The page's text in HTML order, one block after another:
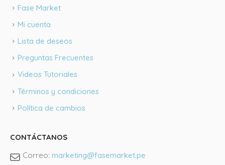
Fase Market
Mi cuenta
Lista de deseos
Preguntas Frecuentes
Videos Tutoriales
Términos y condiciones
Política de cambios
CONTÁCTANOS
Correo: marketing@fasemarket.pe